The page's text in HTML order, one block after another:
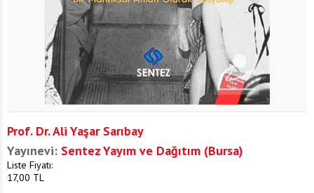
Prof. Dr. Ali Yaşar Sarıbay
Yayınevi: Sentez Yayım ve Dağıtım (Bursa)
Liste Fiyatı:
17,00 TL